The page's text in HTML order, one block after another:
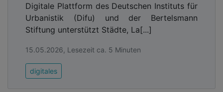
Digitale Plattform des Deutschen Instituts für
Urbanistik (Difu) und der Bertelsmann
Stiftung unterstützt Städte, La[...]
15.05.2026, Lesezeit ca. 5 Minuten
digitales